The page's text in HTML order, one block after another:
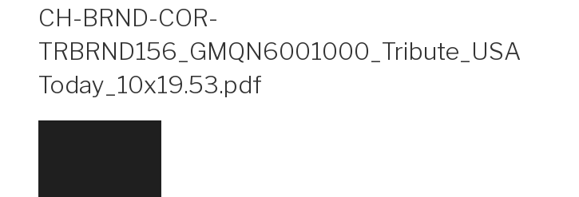
CH-BRND-COR-
TRBRND156_GMQN6001000_Tribute_USA
Today_10x19.53.pdf